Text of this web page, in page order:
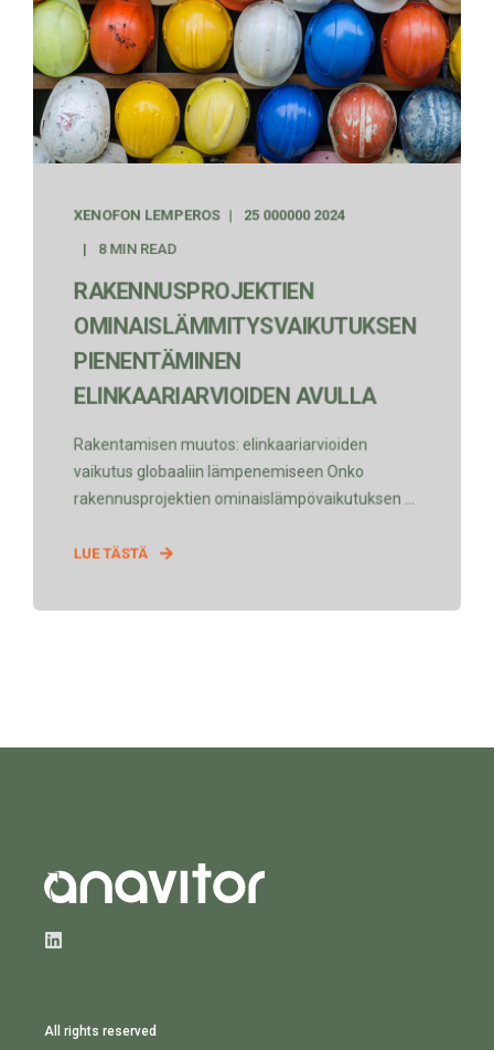
XENOFON LEMPEROS
25 000000 2024
8 MIN READ
RAKENNUSPROJEKTIEN
OMINAISLÄMMITYSVAIKUTUKSEN
PIENENTÄMINEN
ELINKAARIARVIOIDEN AVULLA
Rakentamisen muutos: elinkaariarvioiden
vaikutus globaaliin lämpenemiseen Onko
rakennusprojektien ominaislämpövaikutuksen ...
LUE TÄSTÄ
All rights reserved